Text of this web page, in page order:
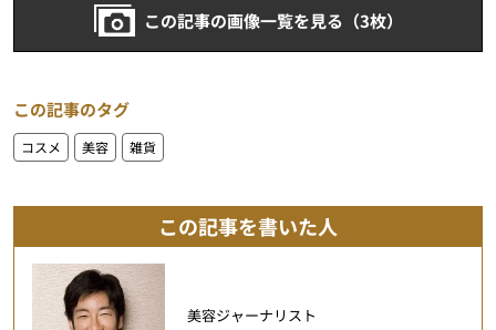
この記事の画像一覧を見る（3枚）
この記事のタグ
コスメ 美容 雑貨
この記事を書いた人
美容ジャーナリスト